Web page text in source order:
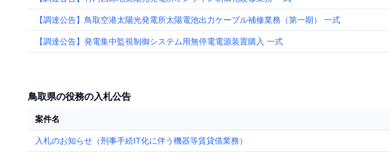
【調達公告】鳥取空港太陽光発電所太陽電池出力ケーブル補修業務（第一期） 一式
【調達公告】発電集中監視制御システム用無停電電源装置購入 一式
鳥取県の役務の入札公告
案件名
入札のお知らせ（刑事手続IT化に伴う機器等賃貸借業務）